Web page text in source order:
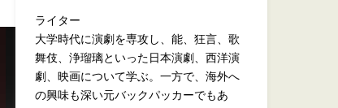
ライター
大学時代に演劇を専攻し、能、狂言、歌
舞伎、浄瑠璃といった日本演劇、西洋演
劇、映画について学ぶ。一方で、海外へ
の興味も深い元バックパッカーでもあ